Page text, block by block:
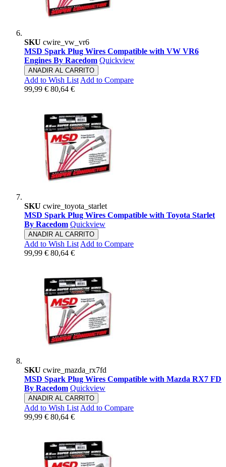
SKU cwire_vw_vr6
MSD Spark Plug Wires Compatible with VW VR6
Engines By Racedom Quickview
ANADIR AL CARRITO
Add to Wish List Add to Compare
99,99 € 80,64 €
SKU cwire_toyota_starlet
MSD Spark Plug Wires Compatible with Toyota Starlet
By Racedom Quickview
ANADIR AL CARRITO
Add to Wish List Add to Compare
99,99 € 80,64 €
SKU cwire_mazda_rx7fd
MSD Spark Plug Wires Compatible with Mazda RX7 FD
By Racedom Quickview
ANADIR AL CARRITO
Add to Wish List Add to Compare
99,99 € 80,64 €